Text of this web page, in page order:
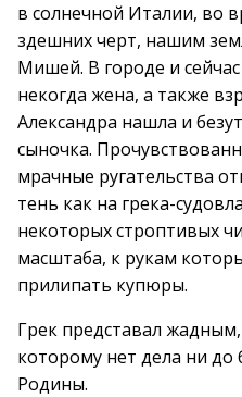
в солнечной Италии, во
здешних черт, нашим
Мишей. В городе и
некогда жена, а также
Александра нашла и
сыночка.
мрачные ругательства
тень как на грека-
некоторых строптивых
масштаба, к рукам
прилипать купюры.
Грек представал
которому нет дела ни
Родины.